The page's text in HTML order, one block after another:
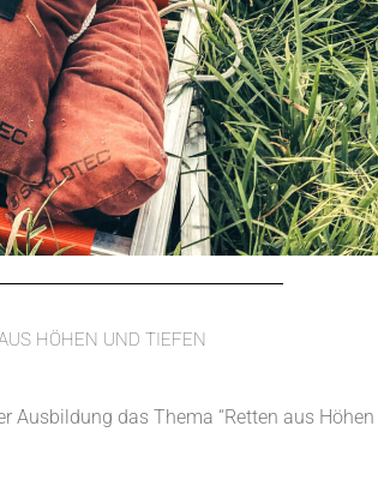
HÖHEN UND TIEFEN
das Thema “Retten aus Höhen